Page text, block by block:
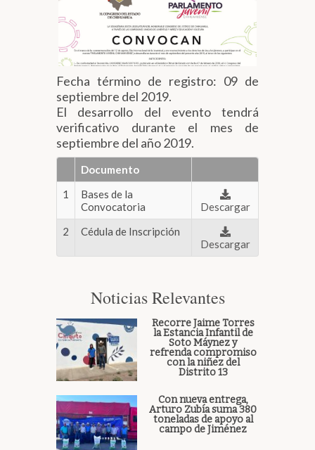
Biblioteca
Secretarías
Transparencia
Fecha término de registro: 09 de
septiembre del 2019.
El desarrollo del evento tendrá
verificativo durante el mes de
septiembre del año 2019.
Documento
1
Bases de la
Convocatoria
Descargar
2
Cédula de Inscripción
Descargar
Noticias Relevantes
Recorre Jaime Torres
la Estancia Infantil de
Soto Máynez y
refrenda compromiso
con la niñez del
Distrito 13
Con nueva entrega,
Arturo Zubía suma 380
toneladas de apoyo al
campo de Jiménez